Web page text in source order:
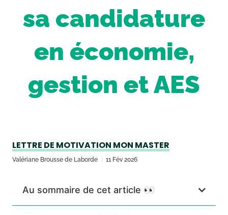
sa candidature
en économie,
gestion et AES
LETTRE DE MOTIVATION MON MASTER
Valériane Brousse de Laborde 11 Fév 2026
Au sommaire de cet article 👀